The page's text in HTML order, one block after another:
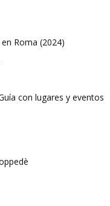
Roma (2024)
con lugares y eventos